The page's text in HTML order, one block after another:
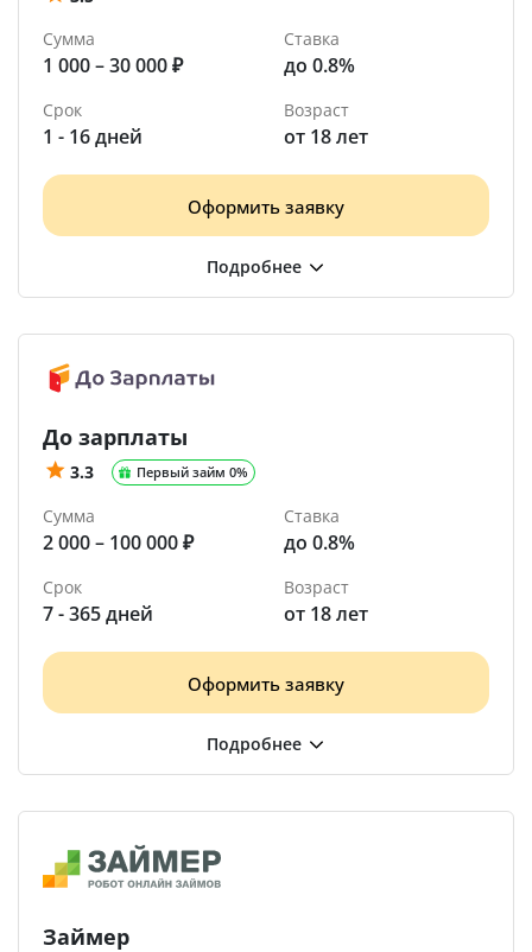
Сумма
1 000 – 30 000 ₽
Ставка
до 0.8%
Срок
1 - 16 дней
Возраст
от 18 лет
Оформить заявку
До зарплаты
3.3 Первый займ 0%
Сумма
2 000 – 100 000 ₽
Ставка
до 0.8%
Срок
7 - 365 дней
Возраст
от 18 лет
Оформить заявку
Займер